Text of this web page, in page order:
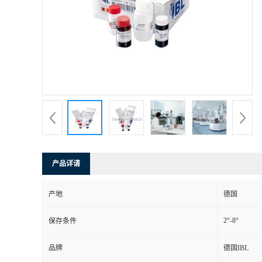
产品详请
产地 德国
保存条件 2°-8°
品牌 德国IBL